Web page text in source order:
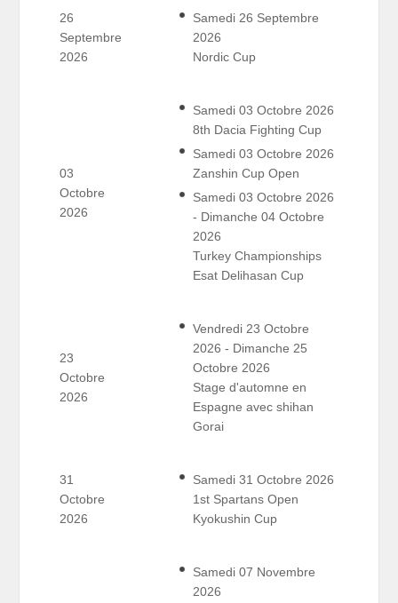
26
Septembre
2026
Samedi 26 Septembre
2026
Nordic Cup
03
Octobre
2026
Samedi 03 Octobre 2026
8th Dacia Fighting Cup
Samedi 03 Octobre 2026
Zanshin Cup Open
Samedi 03 Octobre 2026
- Dimanche 04 Octobre
2026
Turkey Championships
Esat Delihasan Cup
23
Octobre
2026
Vendredi 23 Octobre
2026 - Dimanche 25
Octobre 2026
Stage d'automne en
Espagne avec shihan
Gorai
31
Octobre
2026
Samedi 31 Octobre 2026
1st Spartans Open
Kyokushin Cup
Samedi 07 Novembre
2026